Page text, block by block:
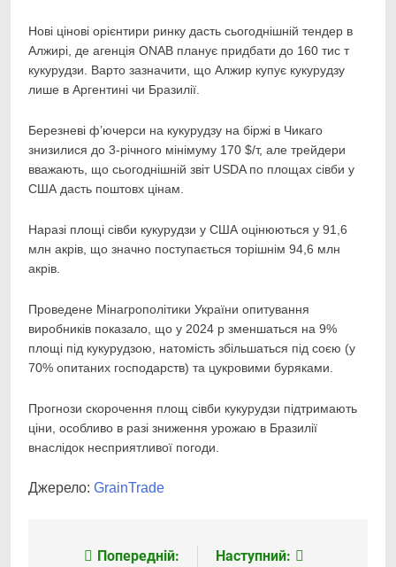
Нові цінові орієнтири ринку дасть сьогоднішній тендер в
Алжирі, де агенція ONAB планує придбати до 160 тис т
кукурудзи. Варто зазначити, що Алжир купує кукурудзу
лише в Аргентині чи Бразилії.
Березневі ф’ючерси на кукурудзу на біржі в Чикаго
знизилися до 3-річного мінімуму 170 $/т, але трейдери
вважають, що сьогоднішній звіт USDA по площах сівби у
США дасть поштовх цінам.
Наразі площі сівби кукурудзи у США оцінюються у 91,6
млн акрів, що значно поступається торішнім 94,6 млн
акрів.
Проведене Мінагрополітики України опитування
виробників показало, що у 2024 р зменшаться на 9%
площі під кукурудзою, натомість збільшаться під соєю (у
70% опитаних господарств) та цукровими буряками.
Прогнози скорочення площ сівби кукурудзи підтримають
ціни, особливо в разі зниження урожаю в Бразилії
внаслідок несприятливої погоди.
Джерело: GrainTrade
НавігаціяПопередній: Наступний: